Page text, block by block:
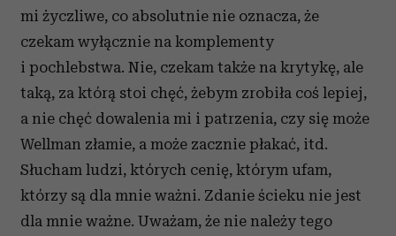
mi życzliwe, co absolutnie nie oznacza, że
czekam wyłącznie na komplementy
i pochlebstwa. Nie, czekam także na krytykę, ale
taką, za którą stoi chęć, żebym zrobiła coś lepiej,
a nie chęć dowalenia mi i patrzenia, czy się może
Wellman złamie, a może zacznie płakać, itd.
Słucham ludzi, których cenię, którym ufam,
którzy są dla mnie ważni. Zdanie ścieku nie jest
dla mnie ważne. Uważam, że nie należy tego